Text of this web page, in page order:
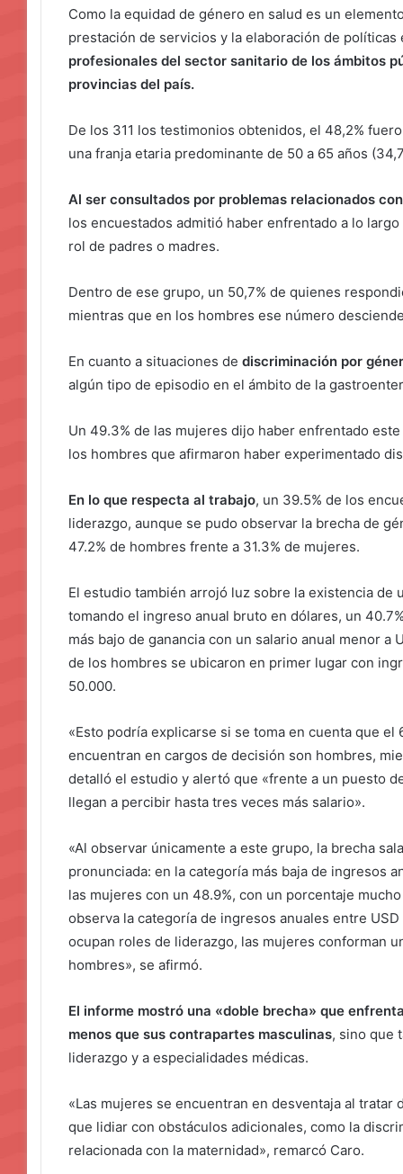
Como la equidad de género en salud es un
prestación de servicios y la elaboración de políticas
profesionales del sector sanitario de los ámbitos
provincias del país.
De los 311 los testimonios obtenidos, el 48,2%
una franja etaria predominante de 50 a 65 años
Al ser consultados por problemas relacionados
los encuestados admitió haber enfrentado a lo
rol de padres o madres.
Dentro de ese grupo, un 50,7% de quienes
mientras que en los hombres ese número
En cuanto a situaciones de discriminación por
algún tipo de episodio en el ámbito de la
Un 49.3% de las mujeres dijo haber enfrentado
los hombres que afirmaron haber experimentado
En lo que respecta al trabajo, un 39.5% de los
liderazgo, aunque se pudo observar la brecha de
47.2% de hombres frente a 31.3% de mujeres.
El estudio también arrojó luz sobre la existencia de
tomando el ingreso anual bruto en dólares, un
más bajo de ganancia con un salario anual menor a
de los hombres se ubicaron en primer lugar con
50.000.
«Esto podría explicarse si se toma en cuenta que
encuentran en cargos de decisión son hombres,
detalló el estudio y alertó que «frente a un puesto
llegan a percibir hasta tres veces más salario».
«Al observar únicamente a este grupo, la brecha
pronunciada: en la categoría más baja de ingresos
las mujeres con un 48.9%, con un porcentaje
observa la categoría de ingresos anuales entre
ocupan roles de liderazgo, las mujeres conforman
hombres», se afirmó.
El informe mostró una «doble brecha» que
menos que sus contrapartes masculinas, sino que
liderazgo y a especialidades médicas.
«Las mujeres se encuentran en desventaja al
que lidiar con obstáculos adicionales, como la
relacionada con la maternidad», remarcó Caro.